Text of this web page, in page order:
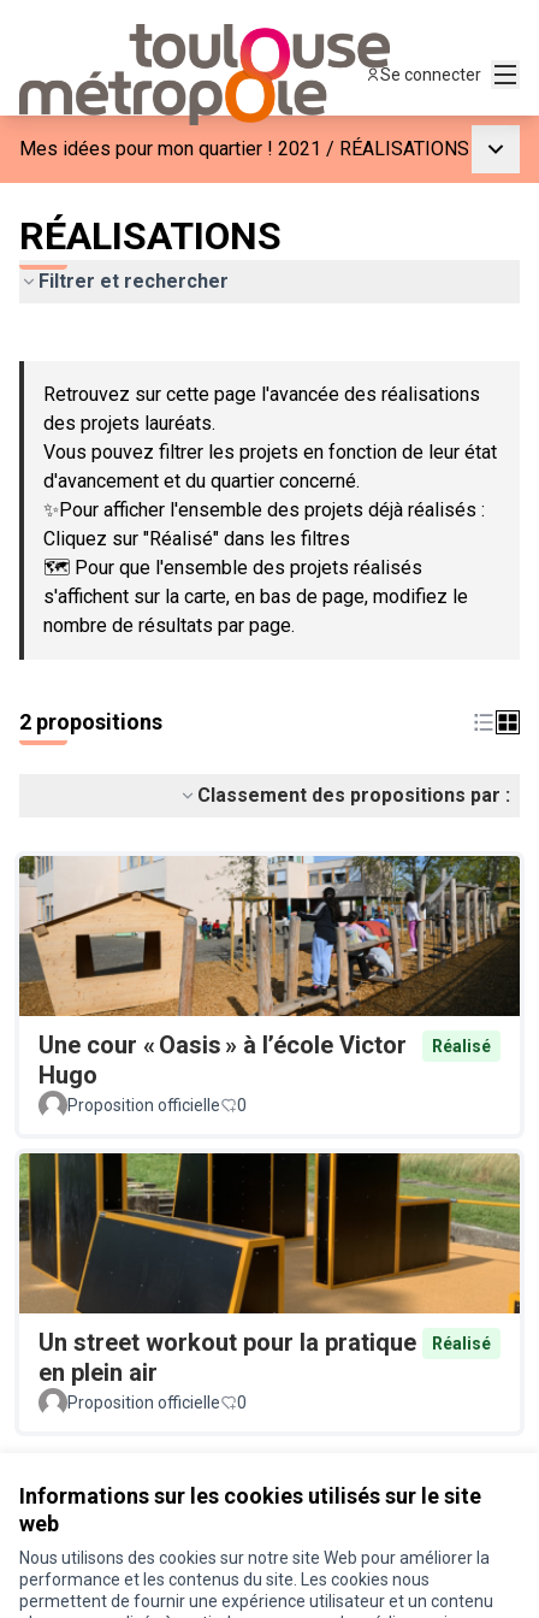
Informations sur les cookies utilisés sur le site
web
Nous utilisons des cookies sur notre site Web pour améliorer la
performance et les contenus du site. Les cookies nous
permettent de fournir une expérience utilisateur et un contenu
Se connecter
Mes idées pour mon quartier ! 2021 / RÉALISATIONS
RÉALISATIONS
Filtrer et rechercher
−
Retrouvez sur cette page l'avancée des réalisations
des projets lauréats.
Vous pouvez filtrer les projets en fonction de leur état
d'avancement et du quartier concerné.
✨Pour afficher l'ensemble des projets déjà réalisés :
Cliquez sur "Réalisé" dans les filtres
🗺️ Pour que l'ensemble des projets réalisés
s'affichent sur la carte, en bas de page, modifiez le
nombre de résultats par page.
2 propositions
Classement des propositions par :
Une cour « Oasis » à l’école Victor
Hugo
Réalisé
Proposition officielle 0
Un street workout pour la pratique
en plein air
Réalisé
Proposition officielle 0
Conditions d'utilisation
Paramètres des cookies
Je participe ! sur X
Je participe ! sur Facebook
Je participe ! sur Instagram